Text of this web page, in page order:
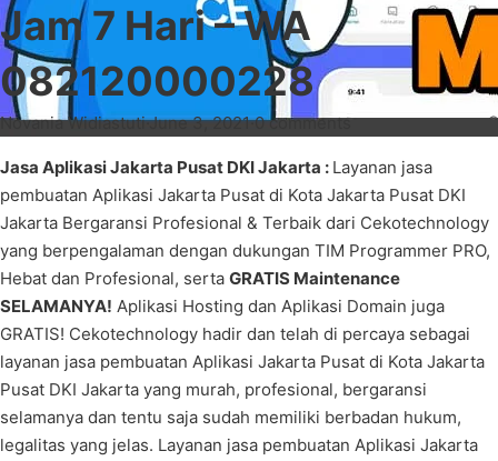
Jam 7 Hari – WA
082120000228
Novania Widiastuti·June 3, 2021·0 comments
Jasa Aplikasi Jakarta Pusat DKI Jakarta : Layanan jasa
pembuatan Aplikasi Jakarta Pusat di Kota Jakarta Pusat DKI
Jakarta Bergaransi Profesional & Terbaik dari Cekotechnology
yang berpengalaman dengan dukungan TIM Programmer PRO,
Hebat dan Profesional, serta GRATIS Maintenance
SELAMANYA! Aplikasi Hosting dan Aplikasi Domain juga
GRATIS! Cekotechnology hadir dan telah di percaya sebagai
layanan jasa pembuatan Aplikasi Jakarta Pusat di Kota Jakarta
Pusat DKI Jakarta yang murah, profesional, bergaransi
selamanya dan tentu saja sudah memiliki berbadan hukum,
legalitas yang jelas. Layanan jasa pembuatan Aplikasi Jakarta